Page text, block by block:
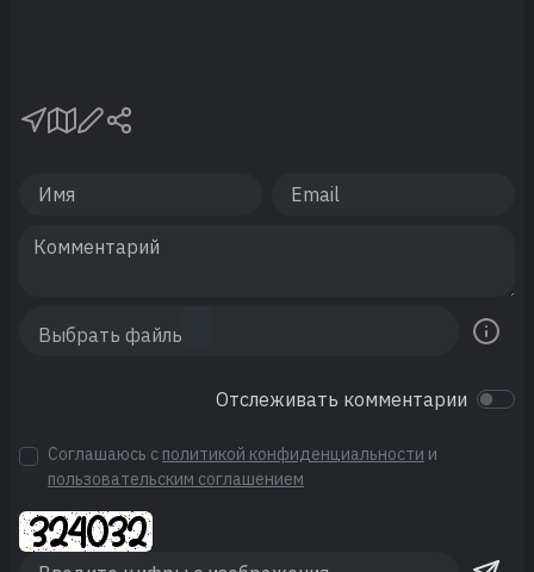
Отслеживать комментарии
Соглашаюсь с политикой конфиденциальности и
пользовательским соглашением